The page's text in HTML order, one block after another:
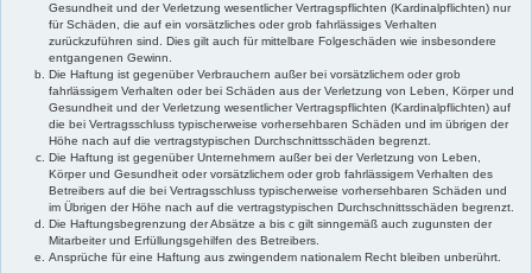
Gesundheit und der Verletzung wesentlicher Vertragspflichten (Kardinalpflichten) nur
für Schäden, die auf ein vorsätzliches oder grob fahrlässiges Verhalten
zurückzuführen sind. Dies gilt auch für mittelbare Folgeschäden wie insbesondere
entgangenen Gewinn.
Die Haftung ist gegenüber Verbrauchern außer bei vorsätzlichem oder grob
fahrlässigem Verhalten oder bei Schäden aus der Verletzung von Leben, Körper und
Gesundheit und der Verletzung wesentlicher Vertragspflichten (Kardinalpflichten) auf
die bei Vertragsschluss typischerweise vorhersehbaren Schäden und im übrigen der
Höhe nach auf die vertragstypischen Durchschnittsschäden begrenzt.
Die Haftung ist gegenüber Unternehmern außer bei der Verletzung von Leben,
Körper und Gesundheit oder vorsätzlichem oder grob fahrlässigem Verhalten des
Betreibers auf die bei Vertragsschluss typischerweise vorhersehbaren Schäden und
im Übrigen der Höhe nach auf die vertragstypischen Durchschnittsschäden begrenzt.
Die Haftungsbegrenzung der Absätze a bis c gilt sinngemäß auch zugunsten der
Mitarbeiter und Erfüllungsgehilfen des Betreibers.
Ansprüche für eine Haftung aus zwingendem nationalem Recht bleiben unberührt.